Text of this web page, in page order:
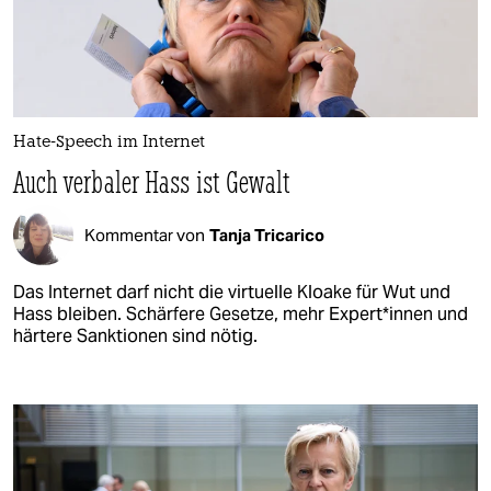
Hate-Speech im Internet
Auch verbaler Hass ist Gewalt
Kommentar von Tanja Tricarico
Das Internet darf nicht die virtuelle Kloake für Wut und
Hass bleiben. Schärfere Gesetze, mehr Ex­per­t*in­nen und
härtere Sanktionen sind nötig.